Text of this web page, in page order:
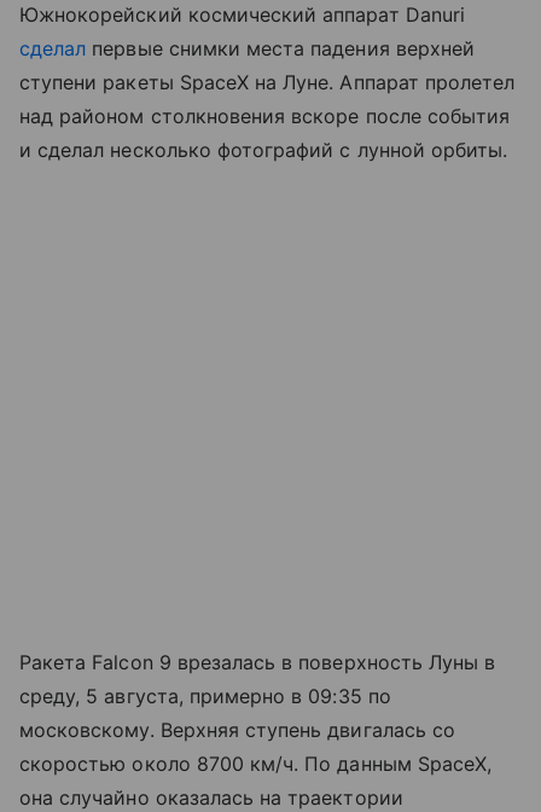
Южнокорейский космический аппарат Danuri
сделал первые снимки места падения верхней
ступени ракеты SpaceX на Луне. Аппарат пролетел
над районом столкновения вскоре после события
и сделал несколько фотографий с лунной орбиты.
Ракета Falcon 9 врезалась в поверхность Луны в
среду, 5 августа, примерно в 09:35 по
московскому. Верхняя ступень двигалась со
скоростью около 8700 км/ч. По данным SpaceX,
она случайно оказалась на траектории